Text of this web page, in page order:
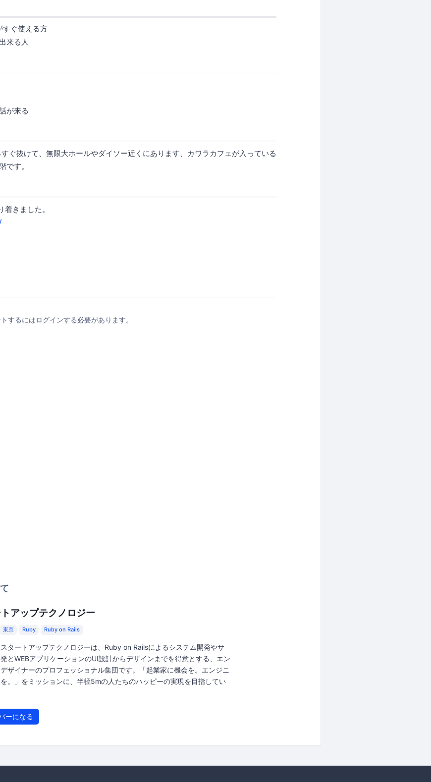
すぐ使える方
来る人
が来る
ぐ抜けて、無限大ホールやダイソー近くにあります、カワラカフェが入っている
です。
きました。
するにはログインする必要があります。
アップテクノロジー
東京 Ruby Ruby on Rails
タートアップテクノロジーは、Ruby on Railsによるシステム開発やサ
とWEBアプリケーションのUI設計からデザインまでを得意とする、エン
ザイナーのプロフェッショナル集団です。「起業家に機会を。エンジニ
。」をミッションに、半径5mの人たちのハッピーの実現を目指してい
ーになる